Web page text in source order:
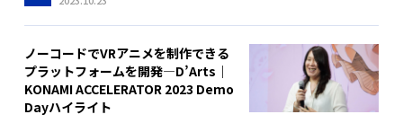
ノーコードでVRアニメを制作できる
プラットフォームを開発—D’Arts｜
KONAMI ACCELERATOR 2023 Demo
Dayハイライト